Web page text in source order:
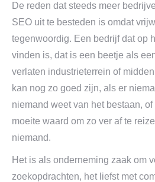
De reden dat steeds meer
SEO uit te besteden is omdat
tegenwoordig. Een bedrijf dat op
vinden is, dat is een beetje als
verlaten industrieterrein of
kan nog zo goed zijn, als er
niemand weet van het bestaan,
moeite waard om zo ver af te
niemand.
Het is als onderneming zaak om
zoekopdrachten, het liefst met